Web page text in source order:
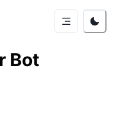
Bot